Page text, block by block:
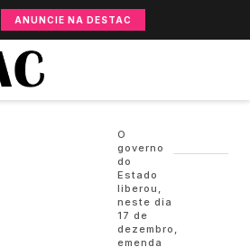
ANUNCIE NA DESTAC
O
governo
do
Estado
liberou,
neste dia
17 de
dezembro,
emenda